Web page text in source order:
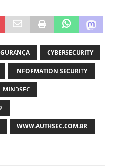
CYBERSECURITY
INFORMATION SECURITY
MINDSEC
WWW.AUTHSEC.COM.BR